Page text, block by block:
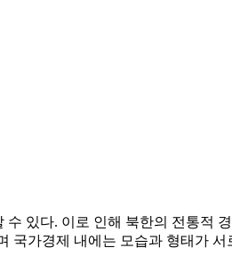
있다. 이로 인해 북한의 전통적
국가경제 내에는 모습과 형태가